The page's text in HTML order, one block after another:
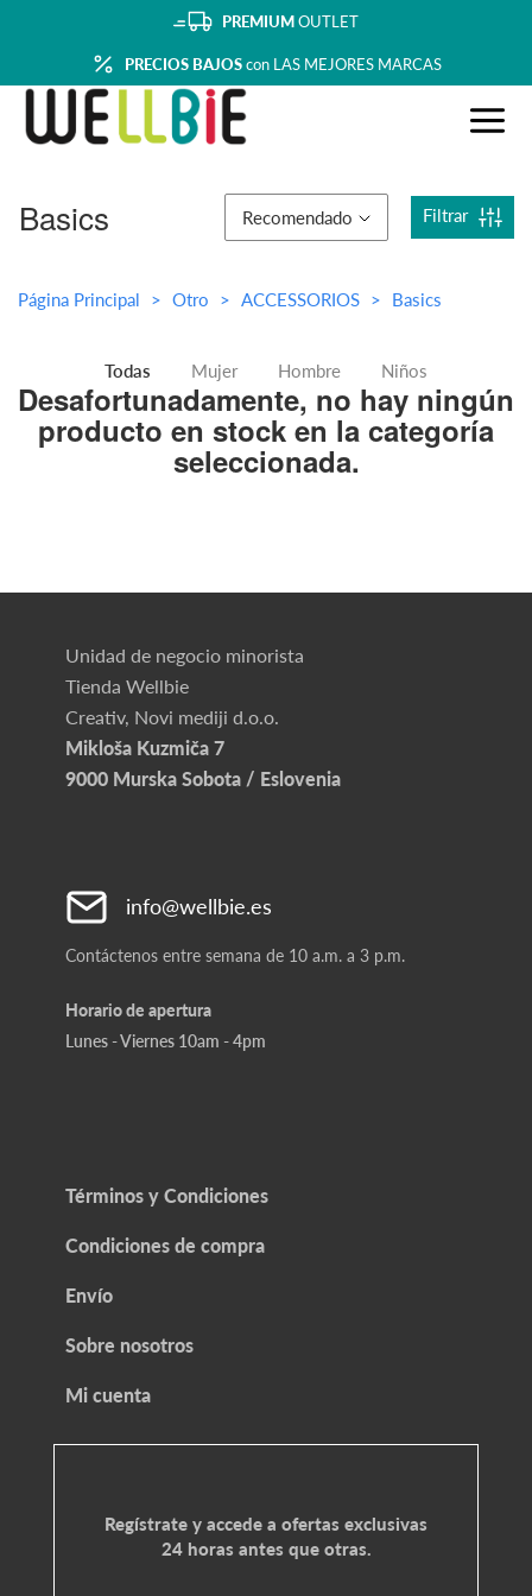
PREMIUMOUTLET
PRECIOS BAJOScon LAS MEJORES MARCAS
Basics Recomendado Filtrar
Página Principal Otro ACCESSORIOS Basics
Todas Mujer Hombre Niños
Desafortunadamente, no hay ningún
producto en stock en la categoría
seleccionada.
Unidad de negocio minorista
Tienda Wellbie
Creativ, Novi mediji d.o.o.
Mikloša Kuzmiča 7
9000 Murska Sobota / Eslovenia
info@wellbie.es
Contáctenos entre semana de 10 a.m. a 3 p.m.
Horario de apertura
Lunes - Viernes 10am - 4pm
Términos y Condiciones
Condiciones de compra
Envío
Sobre nosotros
Mi cuenta
Regístrate y accede a ofertas exclusivas
24 horas antes que otras.